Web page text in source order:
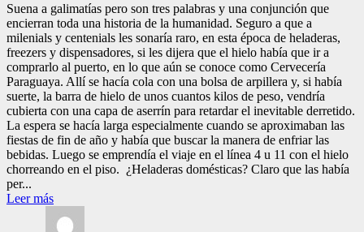
Suena a galimatías pero son tres palabras y una conjunción que
encierran toda una historia de la humanidad. Seguro a que a
milenials y centenials les sonaría raro, en esta época de heladeras,
freezers y dispensadores, si les dijera que el hielo había que ir a
comprarlo al puerto, en lo que aún se conoce como Cervecería
Paraguaya. Allí se hacía cola con una bolsa de arpillera y, si había
suerte, la barra de hielo de unos cuantos kilos de peso, vendría
cubierta con una capa de aserrín para retardar el inevitable derretido.
La espera se hacía larga especialmente cuando se aproximaban las
fiestas de fin de año y había que buscar la manera de enfriar las
bebidas. Luego se emprendía el viaje en el línea 4 u 11 con el hielo
chorreando en el piso. ¿Heladeras domésticas? Claro que las había
per...
Leer más